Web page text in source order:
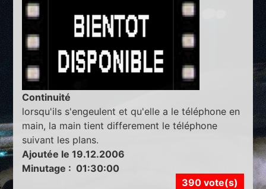
Continuité
lorsqu'ils s'engeulent et qu'elle a le téléphone en
main, la main tient differement le téléphone
suivant les plans.
Ajoutée le 19.12.2006
Minutage : 01:30:00
390 vote(s)